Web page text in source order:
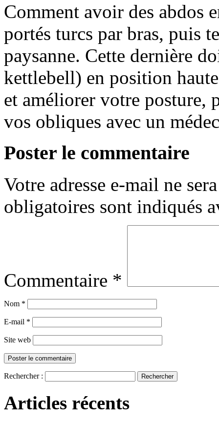
Comment avoir des abdos
portés turcs par bras, puis
paysanne. Cette dernière
kettlebell) en position
et améliorer votre posture,
vos obliques avec un
Poster le commentaire
Votre adresse e-mail ne
obligatoires sont indiqués
Commentaire *
Nom *
E-mail *
Site web
Rechercher :
Articles récents